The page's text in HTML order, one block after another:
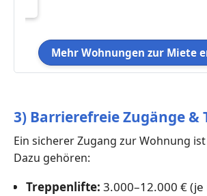
Mehr Wohnungen zur Miete
3) Barrierefreie Zugänge &
Ein sicherer Zugang zur Wohnung
Dazu gehören:
Treppenlifte: 3.000–12.000 € (je